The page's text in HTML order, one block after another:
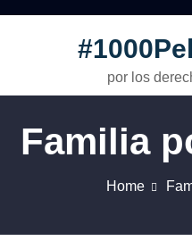
por los
Familia
Home